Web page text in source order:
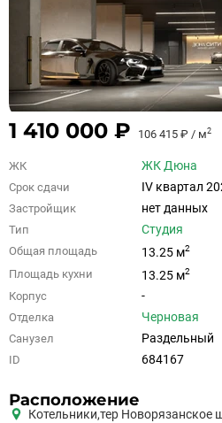
1 410 000 ₽ 106 415 ₽ / м2
ЖК ЖК Дюна
Срок сдачи IV квартал
Застройщик нет данных
Тип Студия
Общая площадь 13.25 м2
Площадь кухни 13.25 м2
Корпус -
Отделка Черновая
Санузел Раздельный
ID 684167
Расположение
Котельники,тер Новорязанское